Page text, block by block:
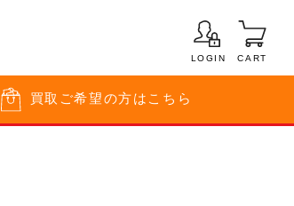
LOGIN CART
買取 ご希望の方はこちら